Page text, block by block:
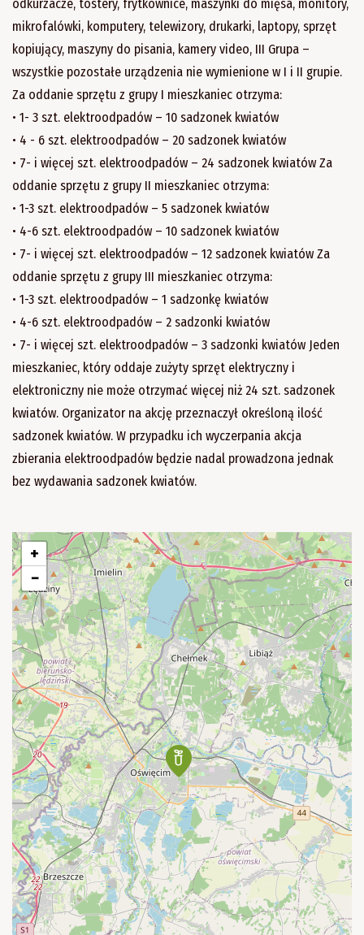
odkurzacze, tostery, frytkownice, maszynki do mięsa, monitory,
mikrofalówki, komputery, telewizory, drukarki, laptopy, sprzęt
kopiujący, maszyny do pisania, kamery video, III Grupa –
wszystkie pozostałe urządzenia nie wymienione w I i II grupie.
Za oddanie sprzętu z grupy I mieszkaniec otrzyma:
• 1- 3 szt. elektroodpadów – 10 sadzonek kwiatów
• 4 - 6 szt. elektroodpadów – 20 sadzonek kwiatów
• 7- i więcej szt. elektroodpadów – 24 sadzonek kwiatów Za
oddanie sprzętu z grupy II mieszkaniec otrzyma:
• 1-3 szt. elektroodpadów – 5 sadzonek kwiatów
• 4-6 szt. elektroodpadów – 10 sadzonek kwiatów
• 7- i więcej szt. elektroodpadów – 12 sadzonek kwiatów Za
oddanie sprzętu z grupy III mieszkaniec otrzyma:
• 1-3 szt. elektroodpadów – 1 sadzonkę kwiatów
• 4-6 szt. elektroodpadów – 2 sadzonki kwiatów
• 7- i więcej szt. elektroodpadów – 3 sadzonki kwiatów Jeden
mieszkaniec, który oddaje zużyty sprzęt elektryczny i
elektroniczny nie może otrzymać więcej niż 24 szt. sadzonek
kwiatów. Organizator na akcję przeznaczył określoną ilość
sadzonek kwiatów. W przypadku ich wyczerpania akcja
zbierania elektroodpadów będzie nadal prowadzona jednak
bez wydawania sadzonek kwiatów.
+
−